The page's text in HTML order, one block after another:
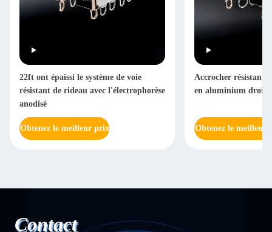
22ft ont épaissi le système de voie
résistant de rideau avec l'électrophorèse
anodisé
Obtenez le meilleur prix
Accrocher résistant
en aluminium droite
Obtenez le meilleur
Contact